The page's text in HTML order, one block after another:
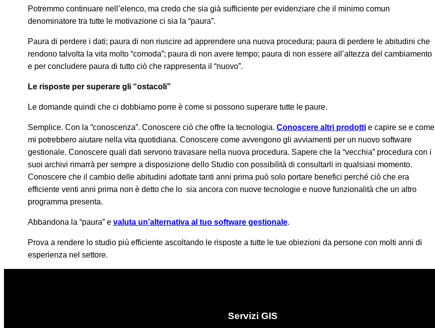
Potremmo continuare nell’elenco, ma credo che sia già sufficiente per evidenziare che il minimo comun
denominatore tra tutte le motivazione ci sia la “paura”.
Paura di perdere i dati; paura di non riuscire ad apprendere una nuova procedura; paura di perdere le abitudini che
rendono talvolta la vita molto “comoda”; paura di non avere tempo; paura di non essere all’altezza del cambiamento
e per concludere paura di tutto ciò che rappresenta il “nuovo”.
Le risposte per superare gli “ostacoli”
Le domande quindi che ci dobbiamo porre è come si possono superare tutte le paure.
Semplice. Con la “conoscenza”. Conoscere ciò che offre la tecnologia. Conoscere altri prodotti e capire se e come
mi potrebbero aiutare nella vita quotidiana. Conoscere come avvengono gli avviamenti per un nuovo software
gestionale. Conoscere quali dati servono travasare nella nuova procedura. Sapere che la “vecchia” procedura con i
suoi archivi rimarrà per sempre a disposizione dello Studio con possibilità di consultarli in qualsiasi momento.
Conoscere che il cambio delle abitudini adottate tanti anni prima può solo portare benefici perché ciò che era
efficiente venti anni prima non è detto che lo sia ancora con nuove tecnologie e nuove funzionalità che un altro
programma presenta.
Abbandona la “paura” e valuta un’alternativa al tuo software gestionale.
Prova a rendere lo studio più efficiente ascoltando le risposte a tutte le tue obiezioni da persone con molti anni di
esperienza nel settore.
Servizi GIS